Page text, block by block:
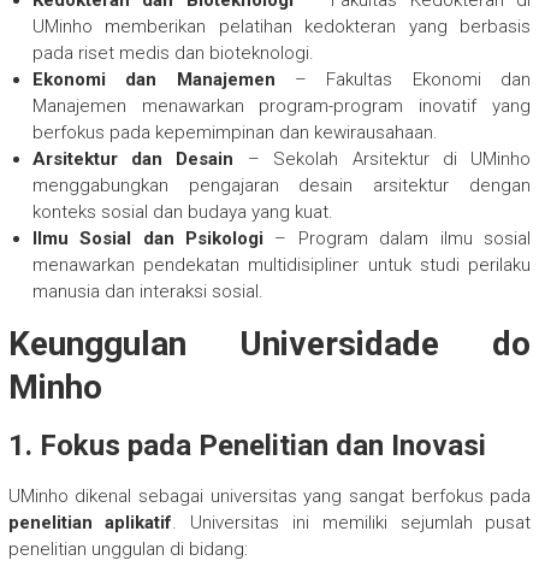
UMinho memberikan pelatihan kedokteran yang berbasis
pada riset medis dan bioteknologi.
Ekonomi dan Manajemen – Fakultas Ekonomi dan
Manajemen menawarkan program-program inovatif yang
berfokus pada kepemimpinan dan kewirausahaan.
Arsitektur dan Desain – Sekolah Arsitektur di UMinho
menggabungkan pengajaran desain arsitektur dengan
konteks sosial dan budaya yang kuat.
Ilmu Sosial dan Psikologi – Program dalam ilmu sosial
menawarkan pendekatan multidisipliner untuk studi perilaku
manusia dan interaksi sosial.
Keunggulan Universidade do
Minho
1. Fokus pada Penelitian dan Inovasi
UMinho dikenal sebagai universitas yang sangat berfokus pada
penelitian aplikatif. Universitas ini memiliki sejumlah pusat
penelitian unggulan di bidang: